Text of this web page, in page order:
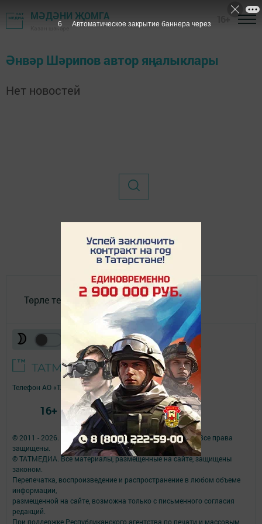
МӘДӘНИ ҖОМГА
Казан шәһәре
Әнвәр Шәрипов автор яңалыклары
Нет новостей
Төрле темалар
© 2011 - 2026. Филиал АО «ТАТМЕДИА» Мәдәни җомга. Все права
защищены.
© ТАТМЕДИА. Все материалы, размещенные на сайте, защищены
законом.
Перепечатка, воспроизведение и распространение в любом объеме
информации,
размещенной на сайте, возможна только с письменного согласия
редакций.
При поддержке Республиканского агентства по печати и массовым
Телефон АО «ТАТМЕДИА»:(843) 222 09 84
16+
6 Автоматическое закрытие баннера через